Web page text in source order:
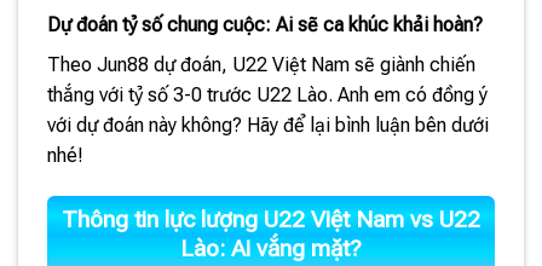
Dự đoán tỷ số chung cuộc: Ai sẽ ca khúc khải hoàn?
Theo Jun88 dự đoán, U22 Việt Nam sẽ giành chiến
thắng với tỷ số 3-0 trước U22 Lào. Anh em có đồng ý
với dự đoán này không? Hãy để lại bình luận bên dưới
nhé!
Thông tin lực lượng U22 Việt Nam vs U22
Lào: Ai vắng mặt?